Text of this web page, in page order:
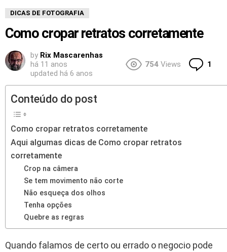
DICAS DE FOTOGRAFIA
Como cropar retratos corretamente
by Rix Mascarenhas
há 11 anos
updated há 6 anos
754 Views 1
Conteúdo do post
Como cropar retratos corretamente
Aqui algumas dicas de Como cropar retratos
corretamente
Crop na câmera
Se tem movimento não corte
Não esqueça dos olhos
Tenha opções
Quebre as regras
Quando falamos de certo ou errado o negocio pode